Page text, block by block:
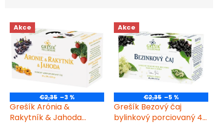
e
p
o
V
o
d
Akce
€2,35 –3 %
Grešík Arónia &
Rakytník & Jahoda
Akce
€2,35 –5 %
Grešík Bezový čaj
bylinkový porciovaný 40